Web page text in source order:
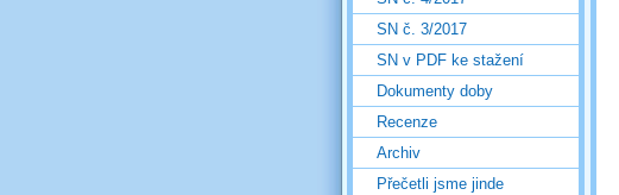
SN č. 3/2017
SN v PDF ke stažení
Dokumenty doby
Recenze
Archiv
Přečetli jsme jinde